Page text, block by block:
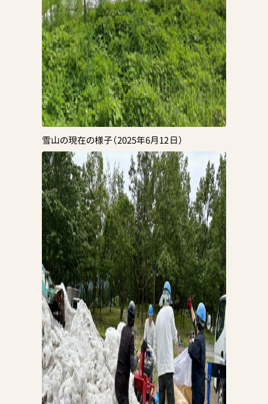
雪山の現在の様子（2025年6月12日）